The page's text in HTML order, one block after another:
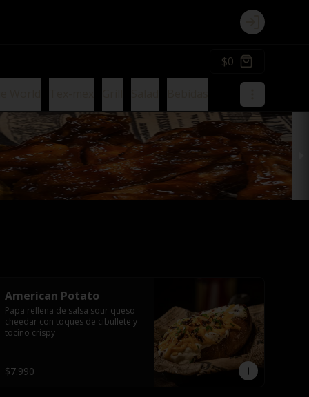
Login
$0
American Potato
Papa rellena de salsa sour queso
cheedar con toques de cibullete y
tocino crispy
$7.990